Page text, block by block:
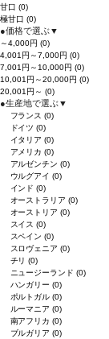
甘口 (0)
極甘口 (0)
●価格で選ぶ▼
～4,000円 (0)
4,001円～7,000円 (0)
7,001円～10,000円 (0)
10,001円～20,000円 (0)
20,001円～ (0)
●生産地で選ぶ▼
フランス(0)
ドイツ(0)
イタリア(0)
アメリカ(0)
アルゼンチン(0)
ウルグアイ(0)
インド(0)
オーストラリア(0)
オーストリア(0)
スイス(0)
スペイン(0)
スロヴェニア(0)
チリ(0)
ニュージーランド(0)
ハンガリー(0)
ポルトガル(0)
ルーマニア(0)
南アフリカ(0)
ブルガリア(0)